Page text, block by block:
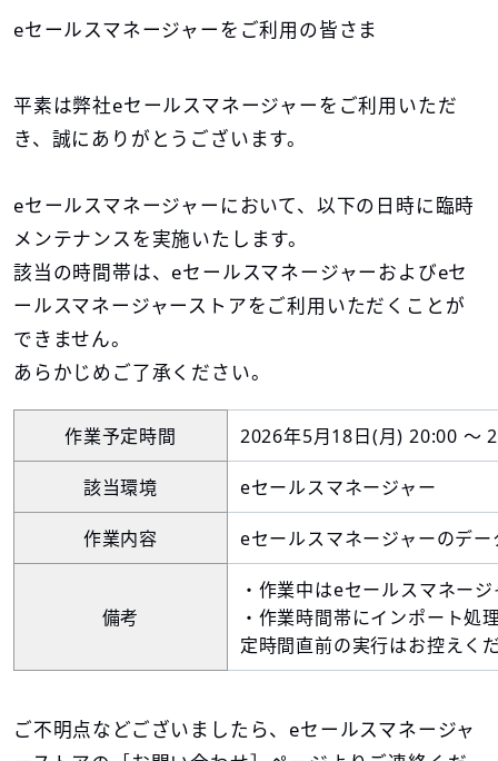
eセールスマネージャーをご利用の皆さま
平素は弊社eセールスマネージャーをご利用いただ
き、誠にありがとうございます。
eセールスマネージャーにおいて、以下の日時に臨時
メンテナンスを実施いたします。
該当の時間帯は、eセールスマネージャーおよびeセ
ールスマネージャーストアをご利用いただくことが
できません。
あらかじめご了承ください。
作業予定時間 2026年5月18日(月) 20:00 ～
該当環境 eセールスマネージャー
作業内容 eセールスマネージャーのデ
備考
・作業中はeセールスマネー
・作業時間帯にインポート処
定時間直前の実行はお控えく
ご不明点などございましたら、eセールスマネージャ